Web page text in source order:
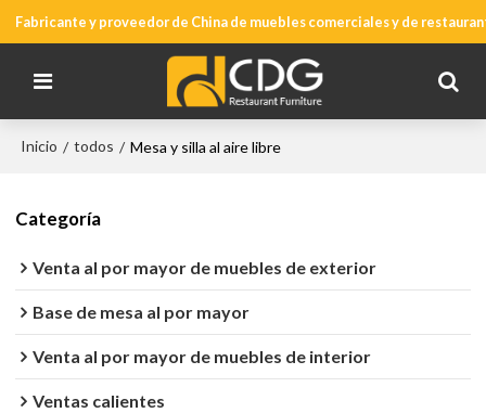
Fabricante y proveedor de China de muebles comerciales y de
Inicio / todos / Mesa y silla al aire libre
Categoría
Venta al por mayor de muebles de exterior
Base de mesa al por mayor
Venta al por mayor de muebles de interior
Ventas calientes